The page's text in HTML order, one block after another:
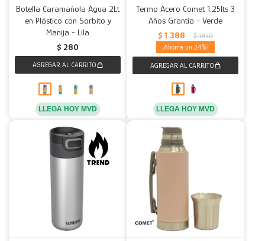
Botella Caramañola Agua 2Lt
en Plástico con Sorbito y
Manija - Lila
$ 280
LLEGA HOY MVD
Termo Acero Comet 1.25lts 3
Años Grantia - Verde
$ 1.388 $ 1.850
24
LLEGA HOY MVD